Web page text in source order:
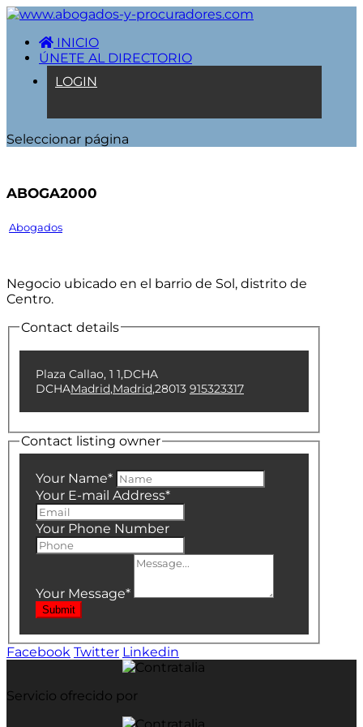
INICIO
ÚNETE AL DIRECTORIO
LOGIN
Seleccionar página
ABOGA2000
Abogados
Negocio ubicado en el barrio de Sol, distrito de
Centro.
Contact details
Plaza Callao, 1 1,DCHA
DCHAMadrid,Madrid,28013 915323317
Contact listing owner
Your Name*
Your E-mail Address*
Your Phone Number
Your Message*
Submit
Facebook Twitter Linkedin
Servicio ofrecido por